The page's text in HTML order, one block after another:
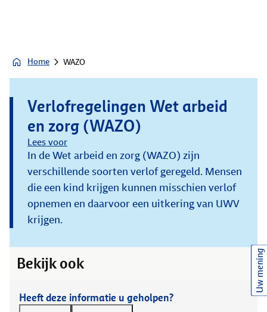
Home WAZO
Verlofregelingen Wet arbeid
en zorg (WAZO)
Lees voor
In de Wet arbeid en zorg (WAZO) zijn
verschillende soorten verlof geregeld. Mensen
die een kind krijgen kunnen misschien verlof
opnemen en daarvoor een uitkering van UWV
krijgen.
Bekijk ook
Heeft deze informatie u geholpen?
Uw mening